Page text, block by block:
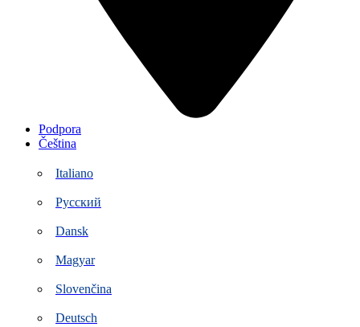
Podpora
Čeština
Italiano
Русский
Dansk
Magyar
Slovenčina
Deutsch